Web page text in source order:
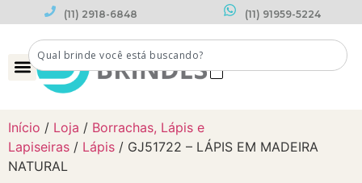
(11) 2918-6848 (11) 91959-5224
Início / Loja / Borrachas, Lápis e
Lapiseiras / Lápis / GJ51722 – LÁPIS EM MADEIRA
NATURAL